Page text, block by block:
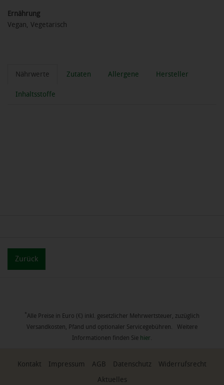
Ernährung
Vegan, Vegetarisch
Nährwerte Zutaten Allergene Hersteller
Inhaltsstoffe
Zurück
* Alle Preise in Euro (€) inkl. gesetzlicher Mehrwertsteuer, zuzüglich
Versandkosten, Pfand und optionaler Servicegebühren. Weitere
Informationen finden Sie hier
Kontakt Impressum AGB Datenschutz
Widerrufsrecht
Aktuelles